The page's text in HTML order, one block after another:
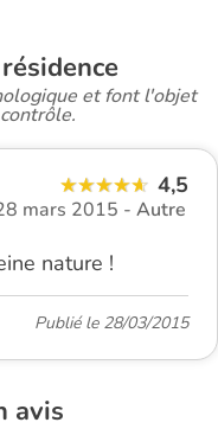
et font l'objet
4,5
mars 2015 - Autre
nature !
Publié le 28/03/2015
avis